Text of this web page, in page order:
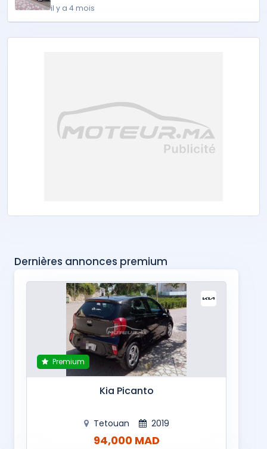
il y a 4 mois
Dernières annonces premium
Premium
Kia Picanto
Tetouan 2019
94,000 MAD